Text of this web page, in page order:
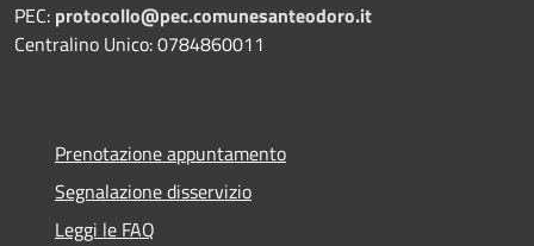
PEC: protocollo@pec.comunesanteodoro.it
Centralino Unico: 0784860011
Prenotazione appuntamento
Segnalazione disservizio
Leggi le FAQ